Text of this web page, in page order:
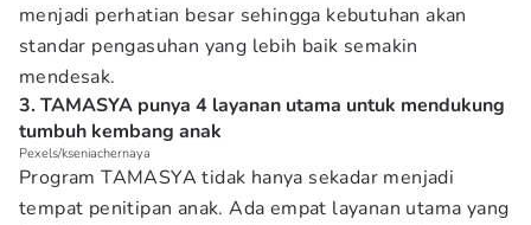
menjadi perhatian besar sehingga kebutuhan akan
standar pengasuhan yang lebih baik semakin
mendesak.
3. TAMASYA punya 4 layanan utama untuk mendukung
tumbuh kembang anak
Pexels/kseniachernaya
Program TAMASYA tidak hanya sekadar menjadi
tempat penitipan anak. Ada empat layanan utama yang